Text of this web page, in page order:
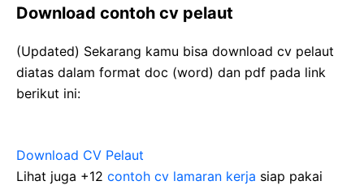
Download contoh cv pelaut
(Updated) Sekarang kamu bisa download cv pelaut
diatas dalam format doc (word) dan pdf pada link
berikut ini:
Download CV Pelaut
Lihat juga +12 contoh cv lamaran kerja siap pakai